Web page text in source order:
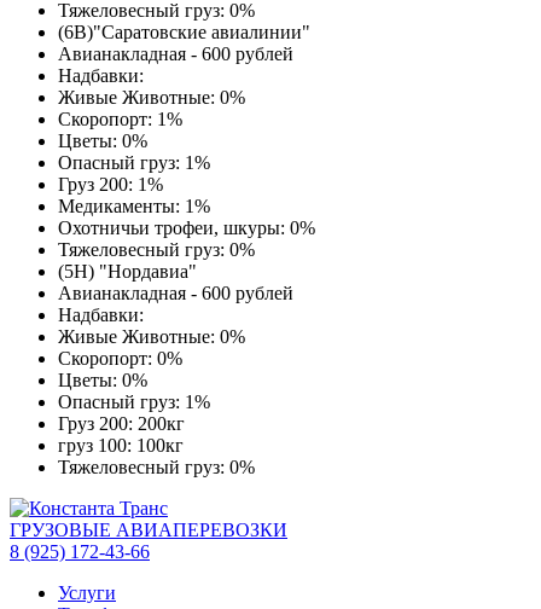
Тяжеловесный груз: 0%
(6В)"Саратовские авиалинии"
Авианакладная - 600 рублей
Надбавки:
Живые Животные: 0%
Скоропорт: 1%
Цветы: 0%
Опасный груз: 1%
Груз 200: 1%
Медикаменты: 1%
Охотничьи трофеи, шкуры: 0%
Тяжеловесный груз: 0%
(5Н) "Нордавиа"
Авианакладная - 600 рублей
Надбавки:
Живые Животные: 0%
Скоропорт: 0%
Цветы: 0%
Опасный груз: 1%
Груз 200: 200кг
груз 100: 100кг
Тяжеловесный груз: 0%
ГРУЗОВЫЕ АВИАПЕРЕВОЗКИ
8 (925) 172-43-66
Услуги